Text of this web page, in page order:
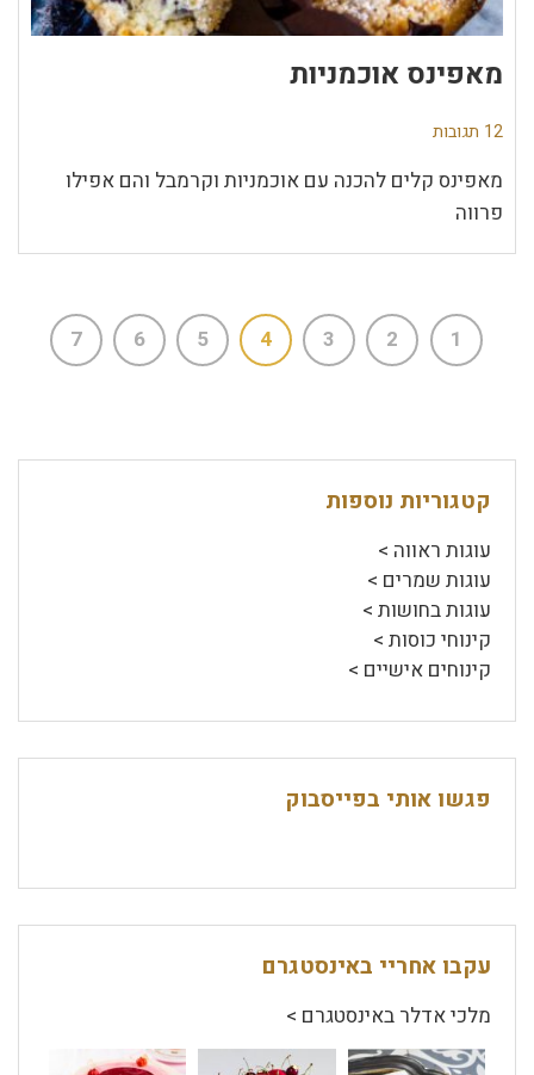
מאפינס אוכמניות
12 תגובות
מאפינס קלים להכנה עם אוכמניות וקרמבל והם אפילו
פרווה
1
2
3
4
5
6
7
קטגוריות נוספות
עוגות ראווה >
עוגות שמרים >
עוגות בחושות >
קינוחי כוסות >
קינוחים אישיים >
פגשו אותי בפייסבוק
עקבו אחריי באינסטגרם
מלכי אדלר באינסטגרם >